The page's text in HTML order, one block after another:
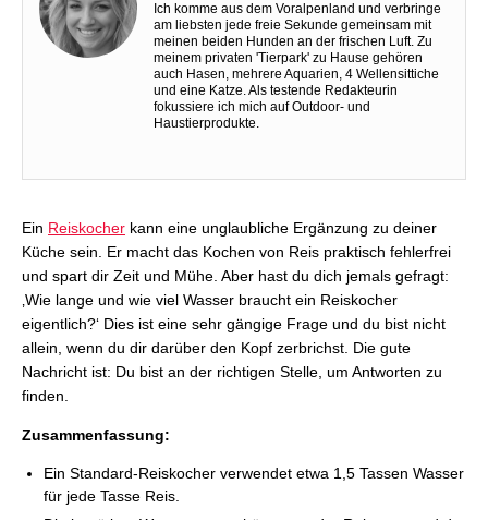
Ich komme aus dem Voralpenland und verbringe
am liebsten jede freie Sekunde gemeinsam mit
meinen beiden Hunden an der frischen Luft. Zu
meinem privaten 'Tierpark' zu Hause gehören
auch Hasen, mehrere Aquarien, 4 Wellensittiche
und eine Katze. Als testende Redakteurin
fokussiere ich mich auf Outdoor- und
Haustierprodukte.
Ein Reiskocher kann eine unglaubliche Ergänzung zu deiner
Küche sein. Er macht das Kochen von Reis praktisch fehlerfrei
und spart dir Zeit und Mühe. Aber hast du dich jemals gefragt:
‚Wie lange und wie viel Wasser braucht ein Reiskocher
eigentlich?‘ Dies ist eine sehr gängige Frage und du bist nicht
allein, wenn du dir darüber den Kopf zerbrichst. Die gute
Nachricht ist: Du bist an der richtigen Stelle, um Antworten zu
finden.
Zusammenfassung:
Ein Standard-Reiskocher verwendet etwa 1,5 Tassen Wasser
für jede Tasse Reis.